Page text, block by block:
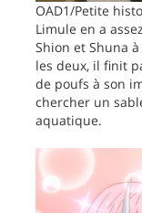
OAD1/Petite
Limule en a
Shion et Shuna
les deux, il finit
de poufs à son
chercher un
aquatique.